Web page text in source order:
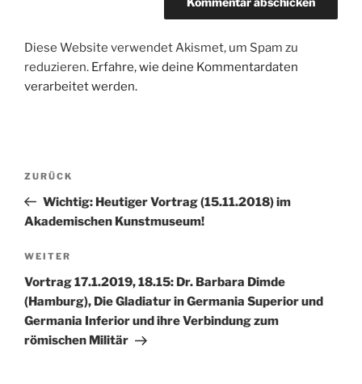
Diese Website verwendet Akismet, um Spam zu
reduzieren. Erfahre, wie deine Kommentardaten
verarbeitet werden.
Beitragsnavigation
Vorheriger
Beitrag
ZURÜCK
Wichtig: Heutiger Vortrag (15.11.2018) im
Akademischen Kunstmuseum!
Nächster
Beitrag
WEITER
Vortrag 17.1.2019, 18.15: Dr. Barbara Dimde
(Hamburg), Die Gladiatur in Germania Superior und
Germania Inferior und ihre Verbindung zum
römischen Militär